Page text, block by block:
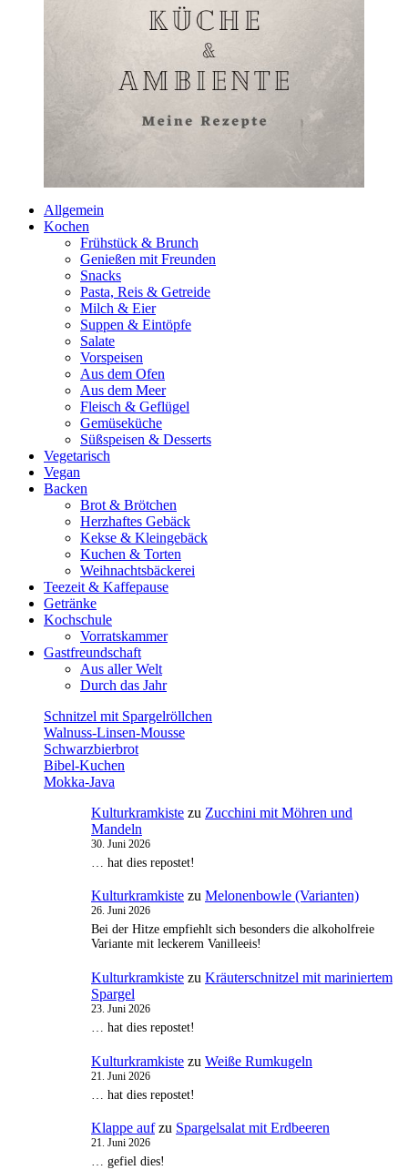
Allgemein
Kochen
Frühstück & Brunch
Genießen mit Freunden
Snacks
Pasta, Reis & Getreide
Milch & Eier
Suppen & Eintöpfe
Salate
Vorspeisen
Aus dem Ofen
Aus dem Meer
Fleisch & Geflügel
Gemüseküche
Süßspeisen & Desserts
Vegetarisch
Vegan
Backen
Brot & Brötchen
Herzhaftes Gebäck
Kekse & Kleingebäck
Kuchen & Torten
Weihnachtsbäckerei
Teezeit & Kaffepause
Getränke
Kochschule
Vorratskammer
Gastfreundschaft
Aus aller Welt
Durch das Jahr
Schnitzel mit Spargelröllchen
Walnuss-Linsen-Mousse
Schwarzbierbrot
Bibel-Kuchen
Mokka-Java
Kulturkramkiste zu Zucchini mit Möhren und
Mandeln
30. Juni 2026
… hat dies repostet!
Kulturkramkiste zu Melonenbowle (Varianten)
26. Juni 2026
Bei der Hitze empfiehlt sich besonders die alkoholfreie
Variante mit leckerem Vanilleeis!
Kulturkramkiste zu Kräuterschnitzel mit mariniertem
Spargel
23. Juni 2026
… hat dies repostet!
Kulturkramkiste zu Weiße Rumkugeln
21. Juni 2026
… hat dies repostet!
Klappe aufzu Spargelsalat mit Erdbeeren
21. Juni 2026
… gefiel dies!